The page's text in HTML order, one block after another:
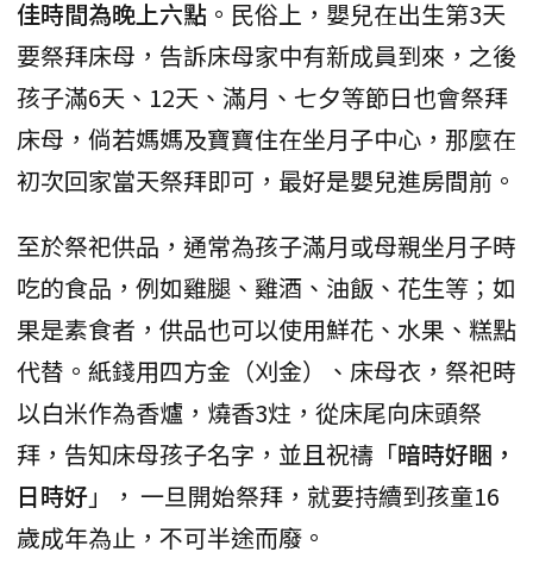
佳時間為晚上六點 。民俗上，嬰兒在出生第3天
要祭拜床母，告訴床母家中有新成員到來，之後
孩子滿6天、12天、滿月、七夕等節日也會祭拜
床母，倘若媽媽及寶寶住在坐月子中心，那麼在
初次回家當天祭拜即可，最好是嬰兒進房間前。
至於祭祀供品，通常為孩子滿月或母親坐月子時
吃的食品，例如雞腿、雞酒、油飯、花生等；如
果是素食者，供品也可以使用鮮花、水果、糕點
代替。紙錢用四方金（刈金）、床母衣，祭祀時
以白米作為香爐，燒香3炷，從床尾向床頭祭
拜，告知床母孩子名字，並且祝禱「暗時好睏，
日時好」， 一旦開始祭拜，就要持續到孩童16
歲成年為止，不可半途而廢。